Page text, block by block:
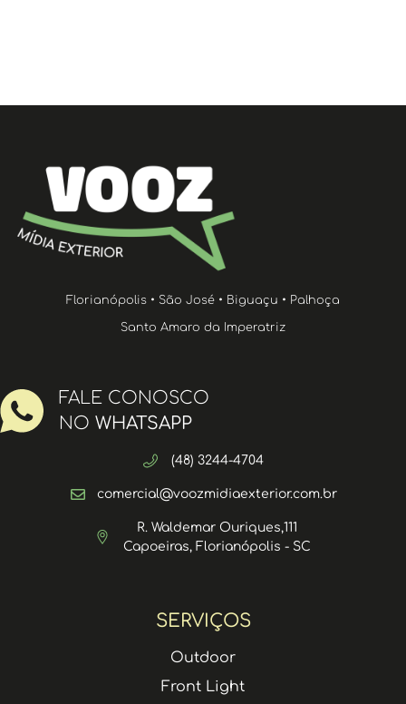
SERVIÇOS
Outdoor
Front Light
Florianópolis • São José • Biguaçu • Palhoça
Santo Amaro da Imperatriz
FALE CONOSCO
NO WHATSAPP
(48) 3244-4704
comercial@voozmidiaexterior.com.br
R. Waldemar Ouriques,111
Capoeiras, Florianópolis - SC